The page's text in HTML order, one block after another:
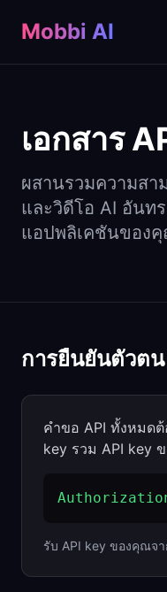
Mobbi AI
เอกสาร
ผสานรวมความสา
และวิดีโอ AI อันท
แอปพลิเคชันของ
การยืนยันตัวตน
คำขอ API ทั้งหมด
key รวม API key
Authorization:
รับ API key ของคุณจ